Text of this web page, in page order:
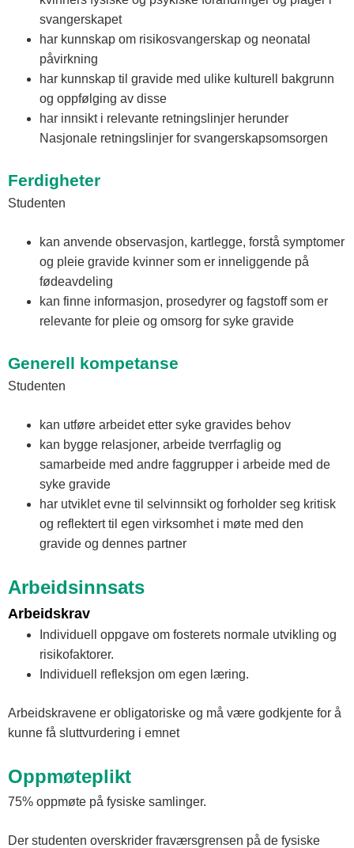
svangerskapet
har kunnskap om risikosvangerskap og neonatal
påvirkning
har kunnskap til gravide med ulike kulturell bakgrunn
og oppfølging av disse
har innsikt i relevante retningslinjer herunder
Nasjonale retningslinjer for svangerskapsomsorgen
Ferdigheter
Studenten
kan anvende observasjon, kartlegge, forstå symptomer
og pleie gravide kvinner som er inneliggende på
fødeavdeling
kan finne informasjon, prosedyrer og fagstoff som er
relevante for pleie og omsorg for syke gravide
Generell kompetanse
Studenten
kan utføre arbeidet etter syke gravides behov
kan bygge relasjoner, arbeide tverrfaglig og
samarbeide med andre faggrupper i arbeide med de
syke gravide
har utviklet evne til selvinnsikt og forholder seg kritisk
og reflektert til egen virksomhet i møte med den
gravide og dennes partner
Arbeidsinnsats
Arbeidskrav
Individuell oppgave om fosterets normale utvikling og
risikofaktorer.
Individuell refleksjon om egen læring.
Arbeidskravene er obligatoriske og må være godkjente for å
kunne få sluttvurdering i emnet
Oppmøteplikt
75% oppmøte på fysiske samlinger.
Der studenten overskrider fraværsgrensen på de fysiske